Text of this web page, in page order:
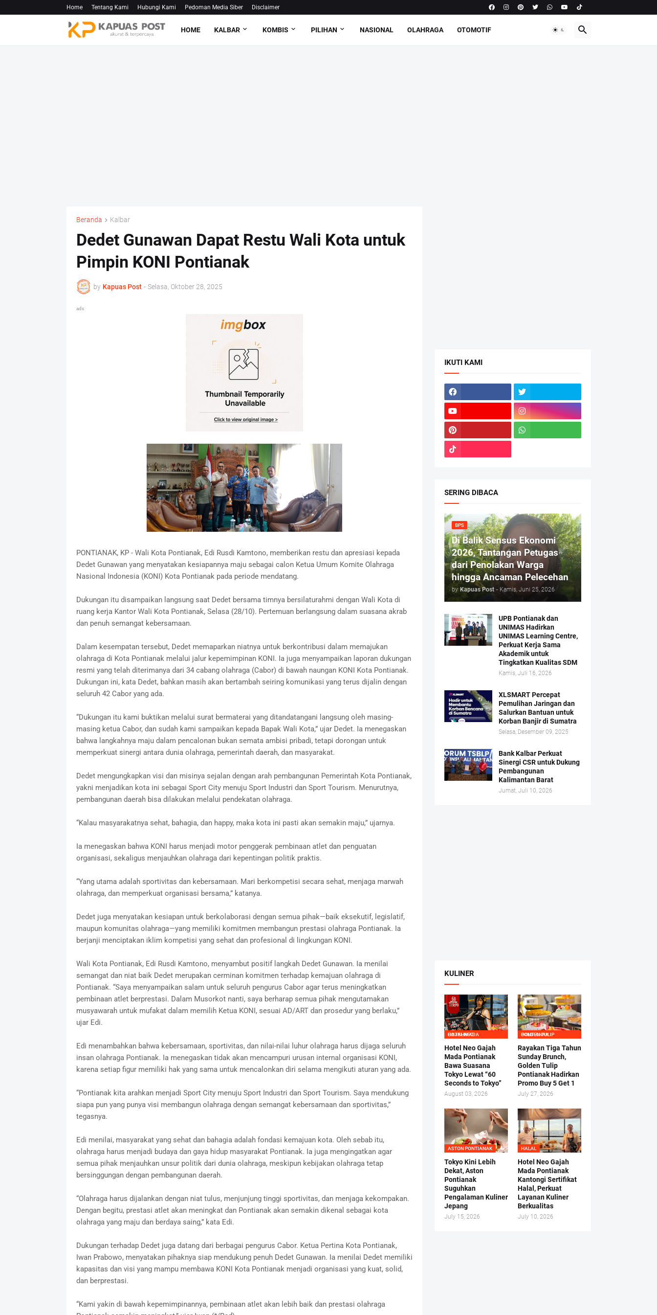
Home Tentang Kami Hubungi Kami Pedoman Media Siber Disclaimer
HOME KALBAR KOMBIS PILIHAN NASIONAL OLAHRAGA OTOMOTIF
Beranda Kalbar
Dedet Gunawan Dapat Restu Wali Kota untuk
Pimpin KONI Pontianak
by Kapuas Post - Selasa, Oktober 28, 2025
ads
PONTIANAK, KP - Wali Kota Pontianak, Edi Rusdi Kamtono, memberikan restu dan apresiasi kepada
Dedet Gunawan yang menyatakan kesiapannya maju sebagai calon Ketua Umum Komite Olahraga
Nasional Indonesia (KONI) Kota Pontianak pada periode mendatang.
Dukungan itu disampaikan langsung saat Dedet bersama timnya bersilaturahmi dengan Wali Kota di
ruang kerja Kantor Wali Kota Pontianak, Selasa (28/10). Pertemuan berlangsung dalam suasana akrab
dan penuh semangat kebersamaan.
Dalam kesempatan tersebut, Dedet memaparkan niatnya untuk berkontribusi dalam memajukan
olahraga di Kota Pontianak melalui jalur kepemimpinan KONI. Ia juga menyampaikan laporan dukungan
resmi yang telah diterimanya dari 34 cabang olahraga (Cabor) di bawah naungan KONI Kota Pontianak.
Dukungan ini, kata Dedet, bahkan masih akan bertambah seiring komunikasi yang terus dijalin dengan
seluruh 42 Cabor yang ada.
“Dukungan itu kami buktikan melalui surat bermaterai yang ditandatangani langsung oleh masing-
masing ketua Cabor, dan sudah kami sampaikan kepada Bapak Wali Kota,” ujar Dedet. Ia menegaskan
bahwa langkahnya maju dalam pencalonan bukan semata ambisi pribadi, tetapi dorongan untuk
memperkuat sinergi antara dunia olahraga, pemerintah daerah, dan masyarakat.
Dedet mengungkapkan visi dan misinya sejalan dengan arah pembangunan Pemerintah Kota Pontianak,
yakni menjadikan kota ini sebagai Sport City menuju Sport Industri dan Sport Tourism. Menurutnya,
pembangunan daerah bisa dilakukan melalui pendekatan olahraga.
“Kalau masyarakatnya sehat, bahagia, dan happy, maka kota ini pasti akan semakin maju,” ujarnya.
Ia menegaskan bahwa KONI harus menjadi motor penggerak pembinaan atlet dan penguatan
organisasi, sekaligus menjauhkan olahraga dari kepentingan politik praktis.
“Yang utama adalah sportivitas dan kebersamaan. Mari berkompetisi secara sehat, menjaga marwah
olahraga, dan memperkuat organisasi bersama,” katanya.
Dedet juga menyatakan kesiapan untuk berkolaborasi dengan semua pihak—baik eksekutif, legislatif,
maupun komunitas olahraga—yang memiliki komitmen membangun prestasi olahraga Pontianak. Ia
berjanji menciptakan iklim kompetisi yang sehat dan profesional di lingkungan KONI.
Wali Kota Pontianak, Edi Rusdi Kamtono, menyambut positif langkah Dedet Gunawan. Ia menilai
semangat dan niat baik Dedet merupakan cerminan komitmen terhadap kemajuan olahraga di
Pontianak. “Saya menyampaikan salam untuk seluruh pengurus Cabor agar terus meningkatkan
pembinaan atlet berprestasi. Dalam Musorkot nanti, saya berharap semua pihak mengutamakan
musyawarah untuk mufakat dalam memilih Ketua KONI, sesuai AD/ART dan prosedur yang berlaku,”
ujar Edi.
Edi menambahkan bahwa kebersamaan, sportivitas, dan nilai-nilai luhur olahraga harus dijaga seluruh
insan olahraga Pontianak. Ia menegaskan tidak akan mencampuri urusan internal organisasi KONI,
karena setiap figur memiliki hak yang sama untuk mencalonkan diri selama mengikuti aturan yang ada.
“Pontianak kita arahkan menjadi Sport City menuju Sport Industri dan Sport Tourism. Saya mendukung
siapa pun yang punya visi membangun olahraga dengan semangat kebersamaan dan sportivitas,”
tegasnya.
Edi menilai, masyarakat yang sehat dan bahagia adalah fondasi kemajuan kota. Oleh sebab itu,
olahraga harus menjadi budaya dan gaya hidup masyarakat Pontianak. Ia juga mengingatkan agar
semua pihak menjauhkan unsur politik dari dunia olahraga, meskipun kebijakan olahraga tetap
bersinggungan dengan pembangunan daerah.
“Olahraga harus dijalankan dengan niat tulus, menjunjung tinggi sportivitas, dan menjaga kekompakan.
Dengan begitu, prestasi atlet akan meningkat dan Pontianak akan semakin dikenal sebagai kota
olahraga yang maju dan berdaya saing,” kata Edi.
Dukungan terhadap Dedet juga datang dari berbagai pengurus Cabor. Ketua Pertina Kota Pontianak,
Iwan Prabowo, menyatakan pihaknya siap mendukung penuh Dedet Gunawan. Ia menilai Dedet memiliki
kapasitas dan visi yang mampu membawa KONI Kota Pontianak menjadi organisasi yang kuat, solid,
dan berprestasi.
“Kami yakin di bawah kepemimpinannya, pembinaan atlet akan lebih baik dan prestasi olahraga
IKUTI KAMI
SERING DIBACA
BPS
Di Balik Sensus Ekonomi
2026, Tantangan Petugas
dari Penolakan Warga
hingga Ancaman Pelecehan
by Kapuas Post - Kamis, Juni 25, 2026
UPB Pontianak dan
UNIMAS Hadirkan
UNIMAS Learning Centre,
Perkuat Kerja Sama
Akademik untuk
Tingkatkan Kualitas SDM
Kamis, Juli 16, 2026
XLSMART Percepat
Pemulihan Jaringan dan
Salurkan Bantuan untuk
Korban Banjir di Sumatra
Selasa, Desember 09, 2025
Bank Kalbar Perkuat
Sinergi CSR untuk Dukung
Pembangunan
Kalimantan Barat
Jumat, Juli 10, 2026
KULINER
HOTEL NEO GAJAHMADA
Hotel Neo Gajah
Mada Pontianak
Bawa Suasana
Tokyo Lewat “60
Seconds to Tokyo”
August 03, 2026
GOLDEN TULIP PONTIANAK
Rayakan Tiga Tahun
Sunday Brunch,
Golden Tulip
Pontianak Hadirkan
Promo Buy 5 Get 1
July 27, 2026
ASTON PONTIANAK
Tokyo Kini Lebih
Dekat, Aston
Pontianak
Suguhkan
Pengalaman Kuliner
Jepang
July 15, 2026
HALAL
Hotel Neo Gajah
Mada Pontianak
Kantongi Sertifikat
Halal, Perkuat
Layanan Kuliner
Berkualitas
July 10, 2026